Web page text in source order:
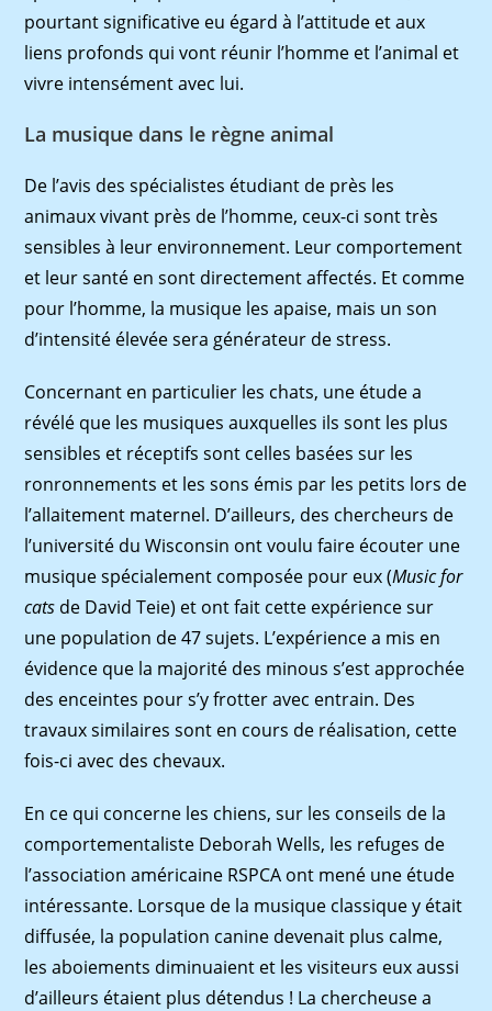
pourtant signiﬁcative eu égard à l’attitude et aux
liens profonds qui vont réunir l’homme et l’animal et
vivre intensément avec lui.
La musique dans le règne animal
De l’avis des spécialistes étudiant de près les
animaux vivant près de l’homme, ceux-ci sont très
sensibles à leur environnement. Leur comportement
et leur santé en sont directement affectés. Et comme
pour l’homme, la musique les apaise, mais un son
d’intensité élevée sera générateur de stress.
Concernant en particulier les chats, une étude a
révélé que les musiques auxquelles ils sont les plus
sensibles et réceptifs sont celles basées sur les
ronronnements et les sons émis par les petits lors de
l’allaitement maternel. D’ailleurs, des chercheurs de
l’université du Wisconsin ont voulu faire écouter une
musique spécialement composée pour eux (Music for
cats de David Teie) et ont fait cette expérience sur
une population de 47 sujets. L’expérience a mis en
évidence que la majorité des minous s’est approchée
des enceintes pour s’y frotter avec entrain. Des
travaux similaires sont en cours de réalisation, cette
fois-ci avec des chevaux.
En ce qui concerne les chiens, sur les conseils de la
comportementaliste Deborah Wells, les refuges de
l’association américaine RSPCA ont mené une étude
intéressante. Lorsque de la musique classique y était
diffusée, la population canine devenait plus calme,
les aboiements diminuaient et les visiteurs eux aussi
d’ailleurs étaient plus détendus ! La chercheuse a